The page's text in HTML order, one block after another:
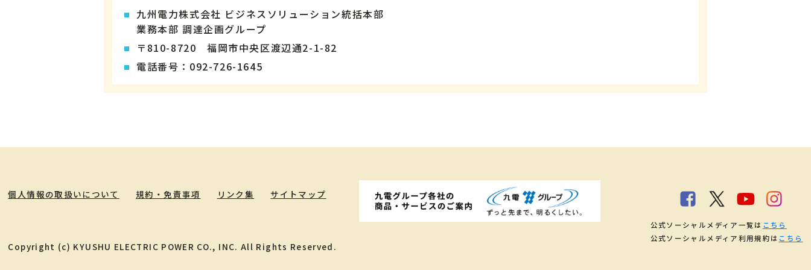
九州電力株式会社 ビジネスソリューション統括本部
業務本部 調達企画グループ
〒810-8720 福岡市中央区渡辺通2-1-82
電話番号： 092-726-1645
個人情報の取扱いについて 規約・免責事項 リンク集 サイトマップ
Copyright (c) KYUSHU ELECTRIC POWER CO., INC. All Rights Reserved.
公式ソーシャルメディア一覧は こちら
公式ソーシャルメディア利用規約は こちら